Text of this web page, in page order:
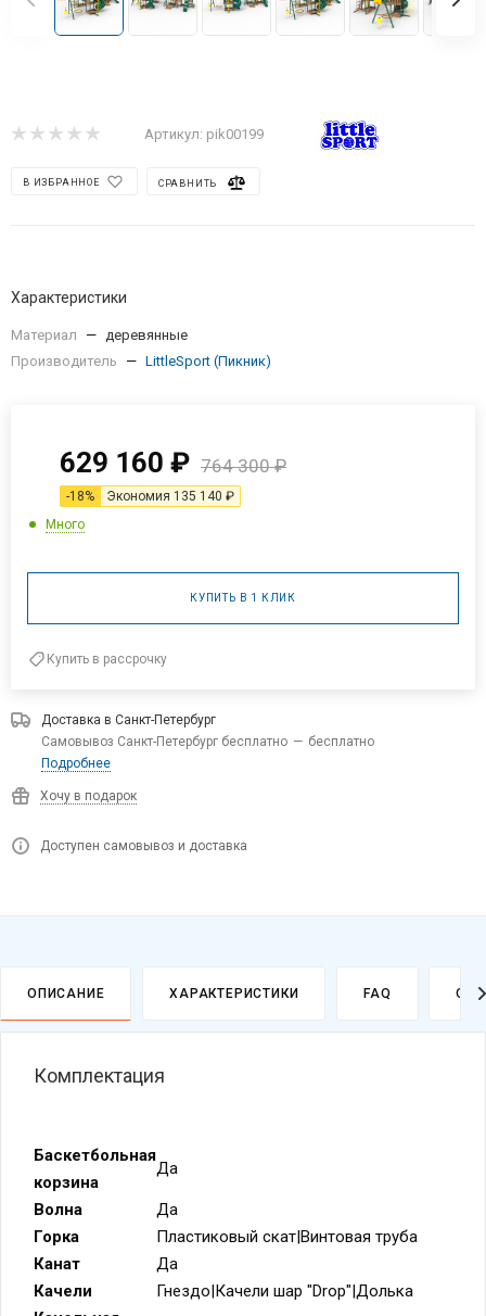
Артикул: pik00199
В ИЗБРАННОЕ СРАВНИТЬ
Характеристики
Материал — деревянные
Производитель
— LittleSport (Пикник)
629 160 ₽ 764 300₽
-18% Экономия 135 140 ₽
Много
КУПИТЬ В 1 КЛИК
Купить в рассрочку
Доставка в Санкт-Петербург
Самовывоз Санкт-Петербург бесплатно — бесплатно
Подробнее
Хочу в подарок
Доступен самовывоз и доставка
ОПИСАНИЕ ХАРАКТЕРИСТИКИ FAQ
Комплектация
Баскетбольная
корзина
Да
Волна
Да
Горка
Пластиковый скат|Винтовая труба
Канат
Да
Качели
Гнездо|Качели шар "Drop"|Долька